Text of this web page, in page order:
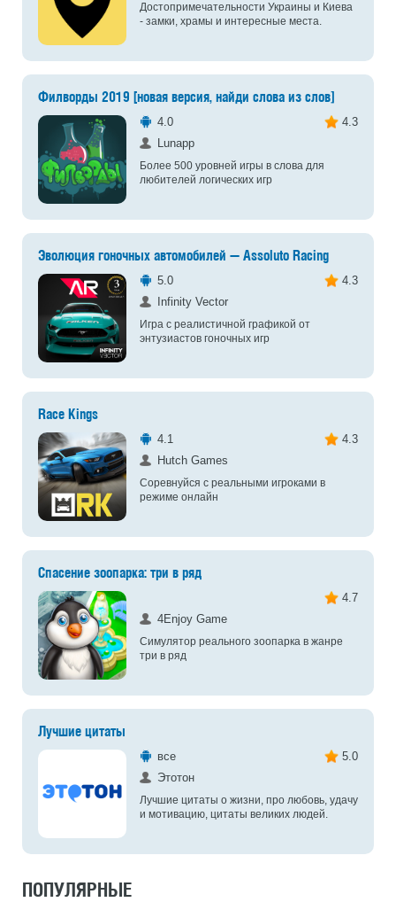
Достопримечательности Украины и Киева
- замки, храмы и интересные места.
Филворды 2019 [новая версия, найди слова из слов]
4.0
4.3
Lunapp
Более 500 уровней игры в слова для
любителей логических игр
Эволюция гоночных автомобилей — Assoluto Racing
5.0
4.3
Infinity Vector
Игра с реалистичной графикой от
энтузиастов гоночных игр
Race Kings
4.1
4.3
Hutch Games
Соревнуйся с реальными игроками в
режиме онлайн
Спасение зоопарка: три в ряд
4.7
4Enjoy Game
Симулятор реального зоопарка в жанре
три в ряд
Лучшие цитаты
все
5.0
Этотон
Лучшие цитаты о жизни, про любовь, удачу
и мотивацию, цитаты великих людей.
ПОПУЛЯРНЫЕ